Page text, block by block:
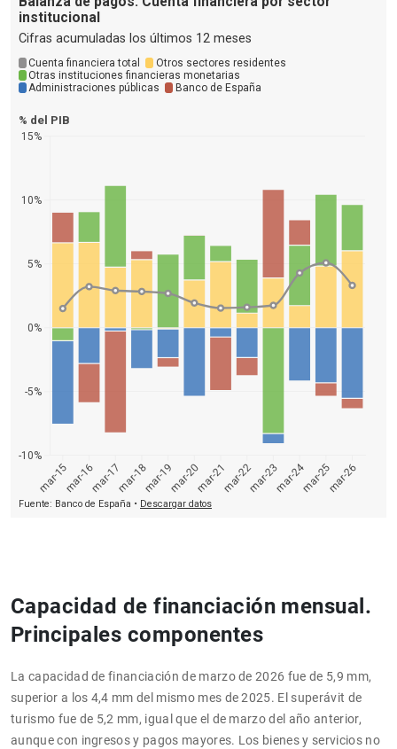
Capacidad de financiación mensual.
Principales componentes
La capacidad de financiación de marzo de 2026 fue de 5,9 mm,
superior a los 4,4 mm del mismo mes de 2025. El superávit de
turismo fue de 5,2 mm, igual que el de marzo del año anterior,
aunque con ingresos y pagos mayores. Los bienes y servicios no